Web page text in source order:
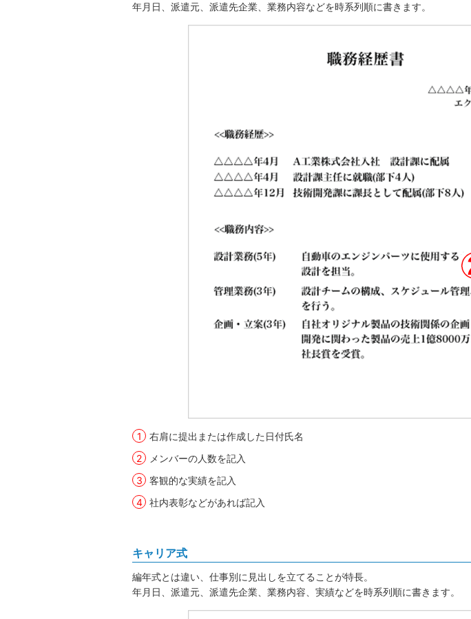
年月日、派遣元、派遣先企業、業務内容などを時系列順に書きます。
右肩に提出または作成した日付氏名
メンバーの人数を記入
客観的な実績を記入
社内表彰などがあれば記入
キャリア式
編年式とは違い、仕事別に見出しを立てることが特長。
年月日、派遣元、派遣先企業、業務内容、実績などを時系列順に書きます。